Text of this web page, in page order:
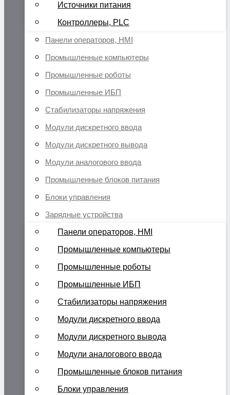
Источники питания
Контроллеры, PLC
Панели операторов, HMI
Промышленные компьютеры
Промышленные роботы
Промышленные ИБП
Стабилизаторы напряжения
Модули дискретного ввода
Модули дискретного вывода
Модули аналогового ввода
Промышленные блоков питания
Блоки управления
Зарядные устройства
Панели операторов, HMI
Промышленные компьютеры
Промышленные роботы
Промышленные ИБП
Стабилизаторы напряжения
Модули дискретного ввода
Модули дискретного вывода
Модули аналогового ввода
Промышленные блоков питания
Блоки управления